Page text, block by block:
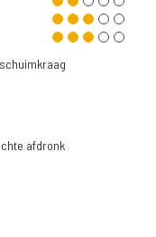
afdronk